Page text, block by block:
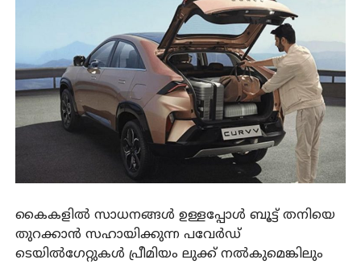
കൈകളിൽ സാധനങ്ങൾ ഉള്ളപ്പോൾ ബൂട്ട് തനിയെ
തുറക്കാൻ സഹായിക്കുന്ന പവേർഡ്
ടെയിൽഗേറ്റുകൾ പ്രീമിയം ലുക്ക് നൽകുമെങ്കിലും